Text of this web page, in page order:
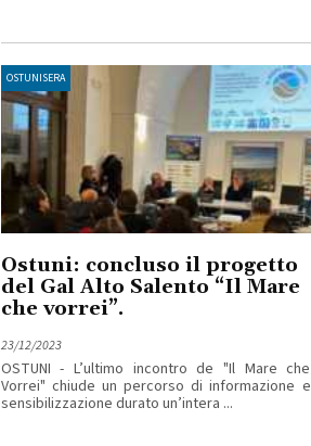
OSTUNISERA
Ostuni: concluso il progetto
del Gal Alto Salento “Il Mare
che vorrei”.
23/12/2023
OSTUNI - L’ultimo incontro de "Il Mare che
Vorrei" chiude un percorso di informazione e
sensibilizzazione durato un’intera ...